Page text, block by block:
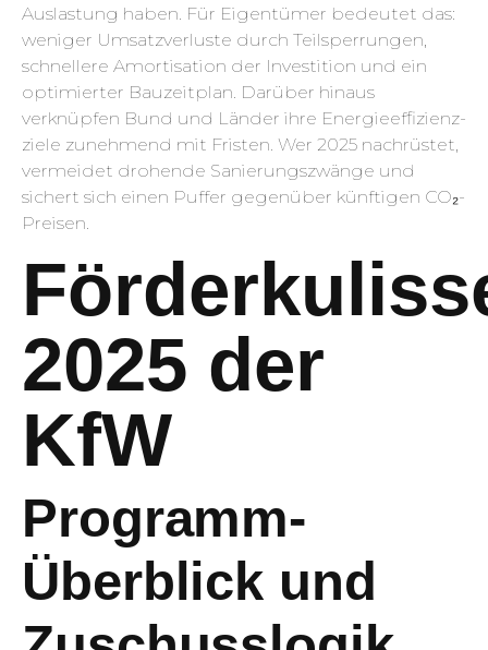
Auslastung haben. Für Eigentümer bedeutet das:
weniger Umsatz­verluste durch Teil­sperrungen,
schnellere Amortisation der Investition und ein
optimierter Bauzeit­plan. Darüber hinaus
verknüpfen Bund und Länder ihre Energie­effizienz­
ziele zunehmend mit Fristen. Wer 2025 nachrüstet,
vermeidet drohende Sanierungs­zwänge und
sichert sich einen Puffer gegenüber künftigen CO₂-
Preisen.
2025 der
KfW
Programm-
Überblick und